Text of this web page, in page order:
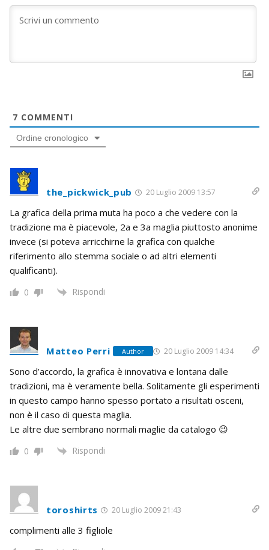
7 COMMENTI
Ordine cronologico
the_pickwick_pub 20 Luglio 2009 13:57
La grafica della prima muta ha poco a che vedere con la
tradizione ma è piacevole, 2a e 3a maglia piuttosto anonime
invece (si poteva arricchirne la grafica con qualche
riferimento allo stemma sociale o ad altri elementi
qualificanti).
0 Rispondi
Matteo Perri Author 20 Luglio 2009 14:34
Sono d’accordo, la grafica è innovativa e lontana dalle
tradizioni, ma è veramente bella. Solitamente gli esperimenti
in questo campo hanno spesso portato a risultati osceni,
non è il caso di questa maglia.
Le altre due sembrano normali maglie da catalogo 😉
0 Rispondi
toroshirts 20 Luglio 2009 21:43
complimenti alle 3 figliole